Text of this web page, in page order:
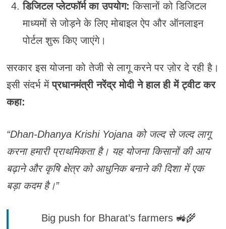
डिजिटल प्लेटफॉर्म का उपयोग: किसानों को डिजिटल
माध्यमों से जोड़ने के लिए मोबाइल ऐप और ऑनलाइन
पोर्टल शुरू किए जाएंगे।
सरकार इस योजना को तेजी से लागू करने पर ज़ोर दे रही है।
इसी संदर्भ मेंप्रधानमंत्री नरेंद्र मोदी ने हाल ही में ट्वीट कर
कहा:
“Dhan-Dhanya Krishi Yojana को जल्द से जल्द लागू
करना हमारी प्राथमिकता है। यह योजना किसानों की आय
बढ़ाने और कृषि क्षेत्र को आधुनिक बनाने की दिशा में एक
बड़ा कदम है।”
Big push for Bharat’s farmers 🚜🌾